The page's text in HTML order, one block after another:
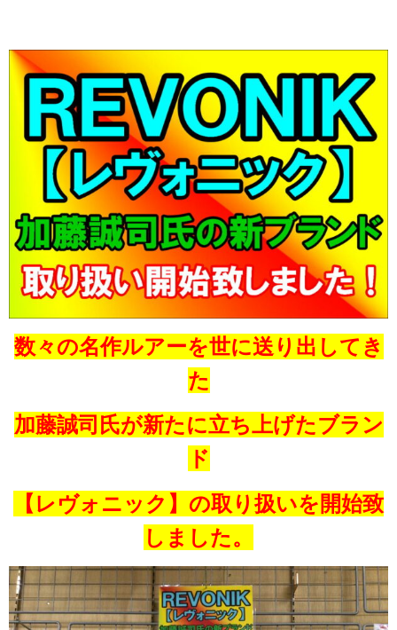
数々の名作ルアーを世に送り出してき
た
加藤誠司氏が新たに立ち上げたブラン
ド
【レヴォニック】の取り扱いを開始致
しました。